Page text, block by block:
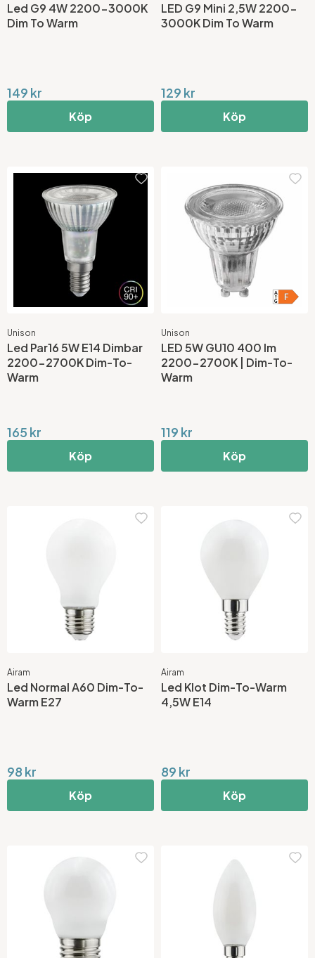
Led G9 4W 2200-3000K
Dim To Warm
149 kr
Köp
LED G9 Mini 2,5W 2200-
3000K Dim To Warm
129 kr
Köp
Unison
Led Par16 5W E14 Dimbar
2200-2700K Dim-To-
Warm
165 kr
Köp
Unison
LED 5W GU10 400 lm
2200-2700K | Dim-To-
Warm
119 kr
Köp
Airam
Led Normal A60 Dim-To-
Warm E27
98 kr
Köp
Airam
Led Klot Dim-To-Warm
4,5W E14
89 kr
Köp